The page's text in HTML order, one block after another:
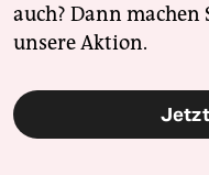
auch? Dann
unsere Aktion.